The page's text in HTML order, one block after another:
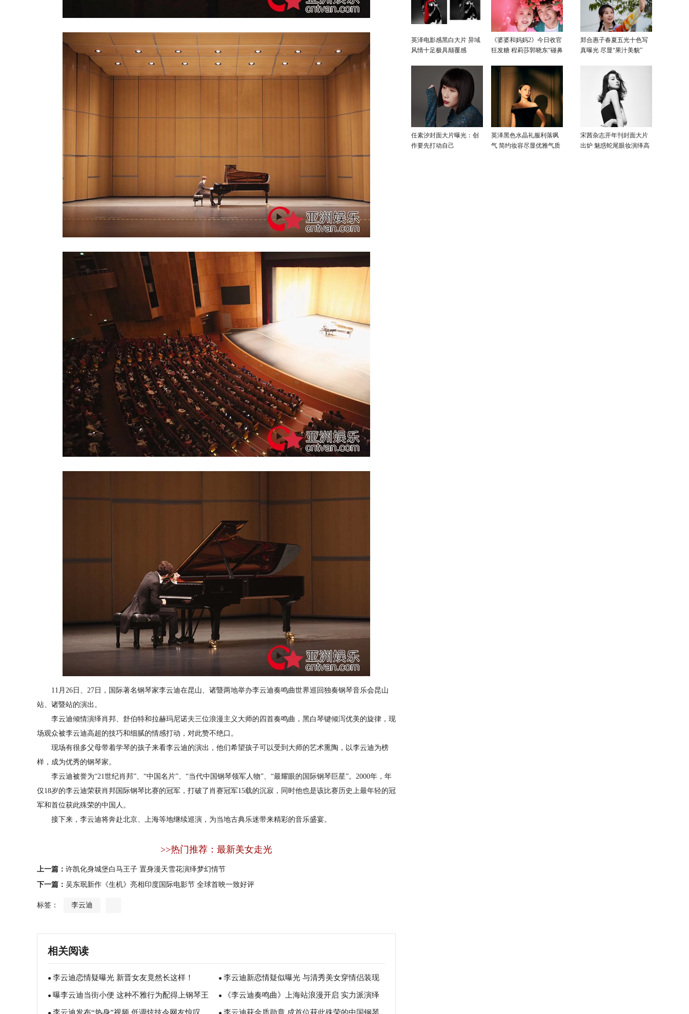
11月26日、27日，国际著名钢琴家李云迪在昆山、诸暨两地举办李云迪奏鸣曲世界巡回独奏钢琴音乐会昆山
站、诸暨站的演出。
李云迪倾情演绎肖邦、舒伯特和拉赫玛尼诺夫三位浪漫主义大师的四首奏鸣曲，黑白琴键倾泻优美的旋律，现
场观众被李云迪高超的技巧和细腻的情感打动，对此赞不绝口。
现场有很多父母带着学琴的孩子来看李云迪的演出，他们希望孩子可以受到大师的艺术熏陶，以李云迪为榜
样，成为优秀的钢琴家。
李云迪被誉为“21世纪肖邦”、“中国名片”、“当代中国钢琴领军人物”、“最耀眼的国际钢琴巨星”。2000年，年
仅18岁的李云迪荣获肖邦国际钢琴比赛的冠军，打破了肖赛冠军15载的沉寂，同时他也是该比赛历史上最年轻的冠
军和首位获此殊荣的中国人。
接下来，李云迪将奔赴北京、上海等地继续巡演，为当地古典乐迷带来精彩的音乐盛宴。
>>热门推荐：最新美女走光
上一篇： 许凯化身城堡白马王子 置身漫天雪花演绎梦幻情节
下一篇： 吴东珉新作《生机》亮相印度国际电影节 全球首映一致好评
标签： 李云迪
相关阅读
● 李云迪恋情疑曝光 新晋女友竟然长这样！ ● 李云迪新恋情疑似曝光 与清秀美女穿情侣装现
身
● 曝李云迪当街小便 这种不雅行为配得上钢琴王 ● 《李云迪奏鸣曲》上海站浪漫开启 实力派演绎
英泽电影感黑白大片 异域
风情十足极具颠覆感
《婆婆和妈妈2》今日收官
狂发糖 程莉莎郭晓东“碰鼻
郑合惠子春夏五光十色写
真曝光 尽显“果汁美貌”
任素汐封面大片曝光：创
作要先打动自己
英泽黑色水晶礼服利落飒
气 简约妆容尽显优雅气质
宋茜杂志开年刊封面大片
出炉 魅惑蛇尾眼妆演绎高